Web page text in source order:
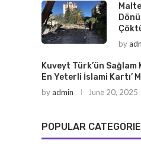
by
Kuveyt Türk’ün Sağlam
En Yeterli İslami Kartı’
byadmin June 20, 2025
POPULAR